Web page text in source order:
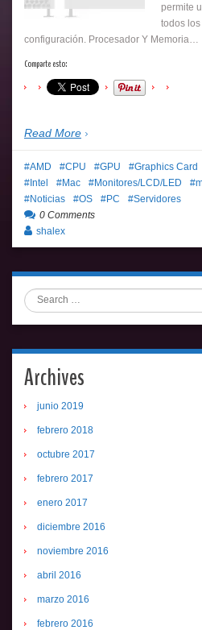
permite
todos
configuración. Procesador Y Memoria…
Comparte esto:
Read More
AMD CPU GPU Graphics Card
Intel
Mac Monitores/LCD/LED
Noticias
OS PC
Servidores
0 Comments
shalex
Search
Archives
junio 2019
febrero 2018
octubre 2017
febrero 2017
enero 2017
diciembre 2016
noviembre 2016
abril 2016
marzo 2016
febrero 2016